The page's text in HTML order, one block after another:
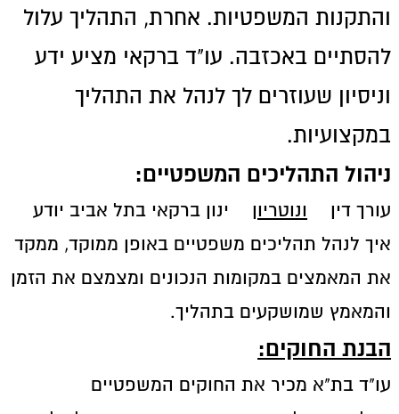
והתקנות המשפטיות. אחרת, התהליך עלול
להסתיים באכזבה. עו"ד ברקאי מציע ידע
וניסיון שעוזרים לך לנהל את התהליך
במקצועיות.
ניהול התהליכים המשפטיים:
עורך דין ונוטריון
ינון ברקאי בתל אביב יודע
איך לנהל תהליכים משפטיים באופן ממוקד, ממקד
את המאמצים במקומות הנכונים ומצמצם את הזמן
והמאמץ שמושקעים בתהליך.
הבנת החוקים:
עו"ד בת"א מכיר את החוקים המשפטיים